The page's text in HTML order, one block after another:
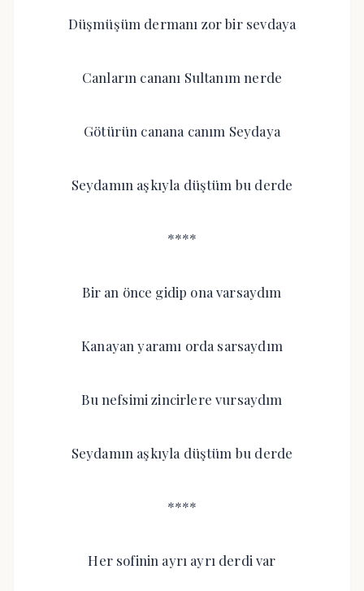
Düşmüşüm dermanı zor bir sevdaya
Canların cananı Sultanım nerde
Götürün canana canım Seydaya
Seydamın aşkıyla düştüm bu derde
****
Bir an önce gidip ona varsaydım
Kanayan yaramı orda sarsaydım
Bu nefsimi zincirlere vursaydım
Seydamın aşkıyla düştüm bu derde
****
Her sofinin ayrı ayrı derdi var